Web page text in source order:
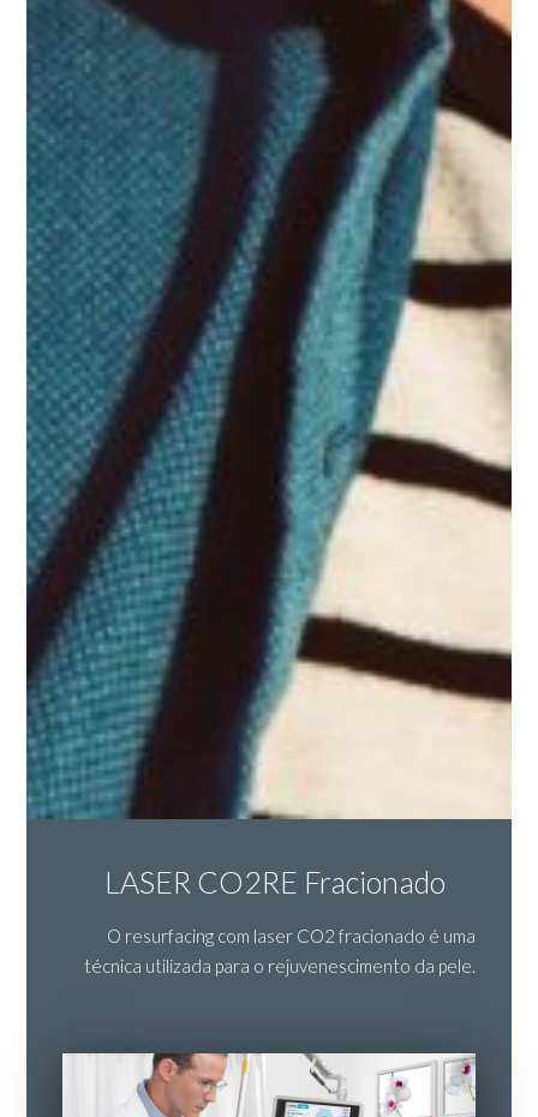
LASER CO2RE Fracionado
O resurfacing com laser CO2 fracionado é uma
técnica utilizada para o rejuvenescimento da pele.